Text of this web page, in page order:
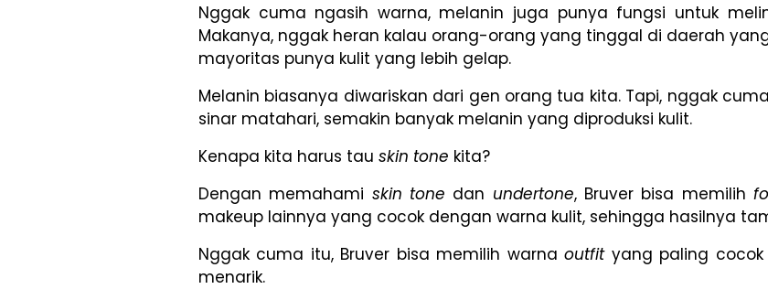
Nggak cuma ngasih warna, melanin juga punya fungsi untuk
Makanya, nggak heran kalau orang-orang yang tinggal di daerah
mayoritas punya kulit yang lebih gelap.
Melanin biasanya diwariskan dari gen orang tua kita. Tapi, nggak
sinar matahari, semakin banyak melanin yang diproduksi kulit.
Kenapa kita harus tau skin tone kita?
Dengan memahami skin tone dan undertone, Bruver bisa memilih
makeup lainnya yang cocok dengan warna kulit, sehingga hasilnya
Nggak cuma itu, Bruver bisa memilih warnaoutfit yang paling
menarik.